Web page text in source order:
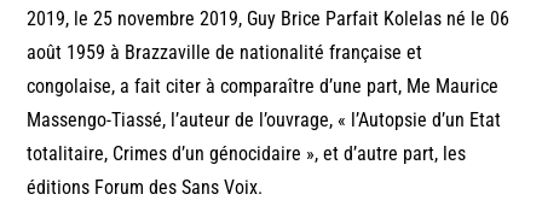
2019, le 25 novembre 2019, Guy Brice Parfait Kolelas né le 06
août 1959 à Brazzaville de nationalité française et
congolaise, a fait citer à comparaître d’une part, Me Maurice
Massengo-Tiassé, l’auteur de l’ouvrage, « l’Autopsie d’un Etat
totalitaire, Crimes d’un génocidaire », et d’autre part, les
éditions Forum des Sans Voix.